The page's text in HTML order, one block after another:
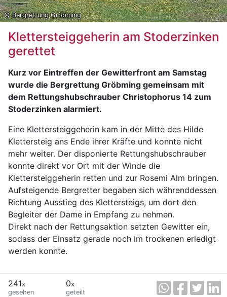
© Bergrettung Gröbming
Klettersteiggeherin am Stoderzinken
gerettet
Kurz vor Eintreffen der Gewitterfront am Samstag
wurde die Bergrettung Gröbming gemeinsam mit
dem Rettungshubschrauber Christophorus 14 zum
Stoderzinken alarmiert.
Eine Klettersteiggeherin kam in der Mitte des Hilde
Klettersteig ans Ende ihrer Kräfte und konnte nicht
mehr weiter. Der disponierte Rettungshubschrauber
konnte direkt vor Ort mit der Winde die
Klettersteiggeherin retten und zur Rosemi Alm bringen.
Aufsteigende Bergretter begaben sich währenddessen
Richtung Ausstieg des Klettersteigs, um dort den
Begleiter der Dame in Empfang zu nehmen.
Direkt nach der Rettungsaktion setzten Gewitter ein,
sodass der Einsatz gerade noch im trockenen erledigt
werden konnte.
241x
gesehen
0x
geteilt